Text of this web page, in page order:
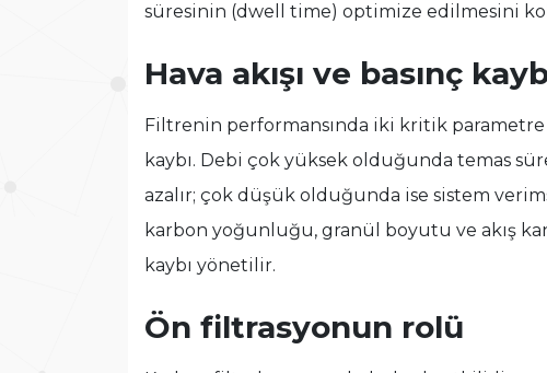
süresinin (dwell time) optimize edilmesini
Hava akışı ve basınç
Filtrenin performansında iki kritik parametre
kaybı. Debi çok yüksek olduğunda temas
azalır; çok düşük olduğunda ise sistem
karbon yoğunluğu, granül boyutu ve akış
kaybı yönetilir.
Ön filtrasyonun rolü